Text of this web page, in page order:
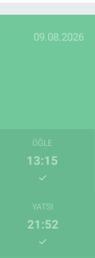
09.08.2026
ÖĞLE
13:15
YATSI
21:52